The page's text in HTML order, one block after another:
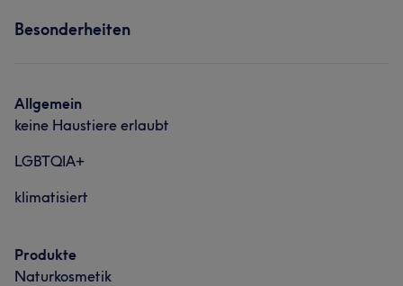
Besonderheiten
Allgemein
keine Haustiere erlaubt
LGBTQIA+
klimatisiert
Produkte
Naturkosmetik